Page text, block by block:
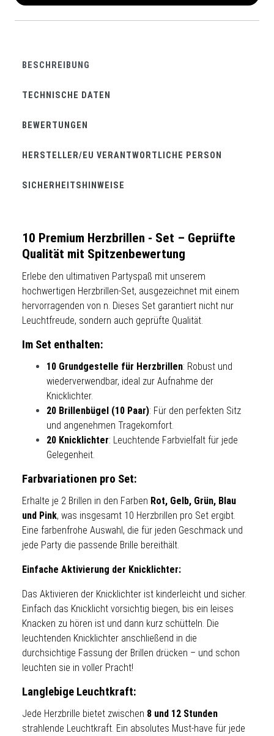
BESCHREIBUNG
TECHNISCHE DATEN
BEWERTUNGEN
HERSTELLER/EU VERANTWORTLICHE PERSON
SICHERHEITSHINWEISE
10 Premium Herzbrillen - Set – Geprüfte
Qualität mit Spitzenbewertung
Erlebe den ultimativen Partyspaß mit unserem
hochwertigen Herzbrillen-Set, ausgezeichnet mit einem
hervorragenden von n. Dieses Set garantiert nicht nur
Leuchtfreude, sondern auch geprüfte Qualität.
Im Set enthalten:
10 Grundgestelle für Herzbrillen: Robust und
wiederverwendbar, ideal zur Aufnahme der
Knicklichter.
20 Brillenbügel (10 Paar): Für den perfekten Sitz
und angenehmen Tragekomfort.
20 Knicklichter: Leuchtende Farbvielfalt für jede
Gelegenheit.
Farbvariationen pro Set:
Erhalte je 2 Brillen in den Farben Rot, Gelb, Grün, Blau
und Pink, was insgesamt 10 Herzbrillen pro Set ergibt.
Eine farbenfrohe Auswahl, die für jeden Geschmack und
jede Party die passende Brille bereithält.
Einfache Aktivierung der Knicklichter:
Das Aktivieren der Knicklichter ist kinderleicht und sicher.
Einfach das Knicklicht vorsichtig biegen, bis ein leises
Knacken zu hören ist und dann kurz schütteln. Die
leuchtenden Knicklichter anschließend in die
durchsichtige Fassung der Brillen drücken – und schon
leuchten sie in voller Pracht!
Langlebige Leuchtkraft:
Jede Herzbrille bietet zwischen 8 und 12 Stunden
strahlende Leuchtkraft. Ein absolutes Must-have für jede